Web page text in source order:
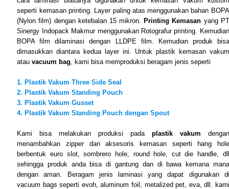
seperti kemasan printing. Layer paling atas menggunakan bahan BOPA
(Nylon film) dengan ketebalan 15 mikron.Printing Kemasan yang PT
Sinergy Indopack Makmur menggunakan Rotografur printing. Kemudian
BOPA film dilaminasi dengan LLDPE film. Kemudian produk bisa
dimasukkan diantara kedua layer ini. Untuk plastik kemasan vakum
atauvacuum bag , kami bisa memproduksi beragam jenis seperti
1. Plastik Vakum Three Side Seal
2. Plastik Vakum Standing Pouch
3. Plastik Vakum Gusset
4. Plastik Vakum Standing Pouch dengan Spout
Kami bisa melakukan produksi pada plastik vakum dengan
menambahkan zipper dan aksesoris kemasan seperti hang hole
berbentuk euro slot, sombrero hole, round hole, cut die handle, dll
sehingga produk anda bisa di gantung dan di bawa kemana mana
dengan aman. Beragam jenis laminasi yang dapat digunakan di
vacuum bags seperti evoh, aluminum foil, metalized pet, eva, dll. kami